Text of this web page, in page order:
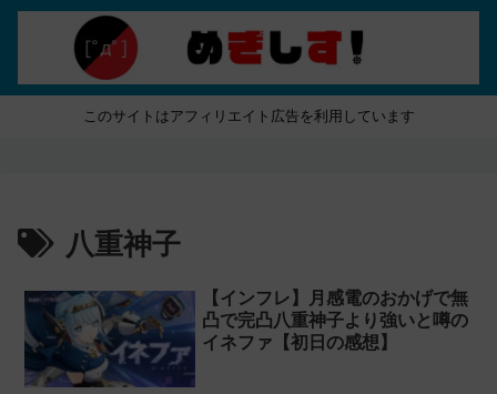
このサイトはアフィリエイト広告を利用しています
八重神子
【インフレ】月感電のおかげで無
凸で完凸八重神子より強いと噂の
イネファ【初日の感想】